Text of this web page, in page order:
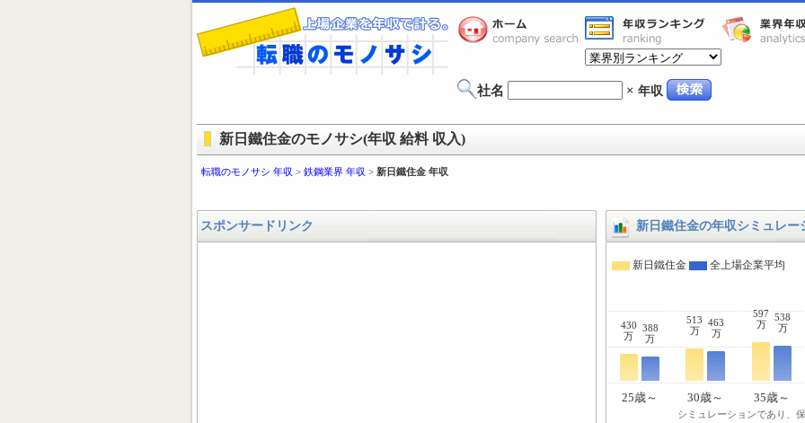
社名 × 年収
新日鐵住金のモノサシ(年収 給料 収入)
転職のモノサシ 年収 > 鉄鋼業界 年収 > 新日鐵住金 年収
スポンサードリンク 新日鐵住金の年収シミュレー
新日鐵住金 全上場企業平均
430
万
388
万
513
万
463
万
597
万
538
万
25歳～ 30歳～ 35歳～
シミュレーションであり、